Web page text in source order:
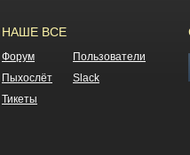
НАШЕ ВСЕ
Форум
Пользователи
Пыхослёт
Slack
Тикеты